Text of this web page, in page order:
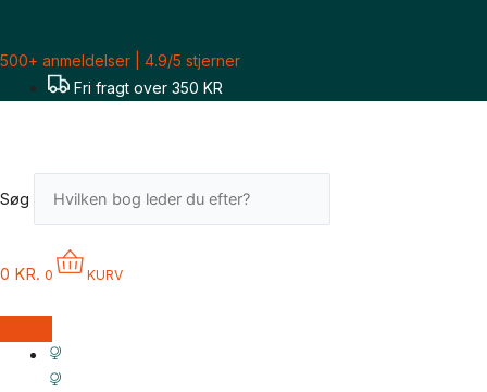
indholdet
500+ anmeldelser | 4.9/5 stjerner
Fri fragt over 350 KR
Søg
0 KR. 0 KURV